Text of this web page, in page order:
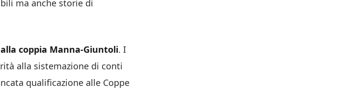
ma anche storie di
coppia Manna-Giuntoli. I
alla sistemazione di conti
qualificazione alle Coppe